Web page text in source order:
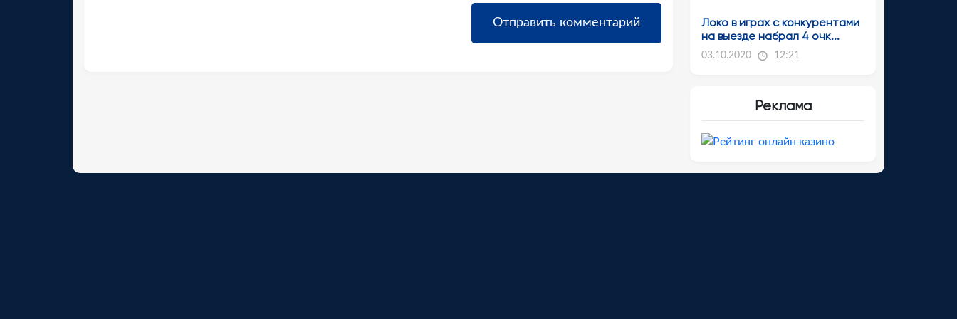
Локо в играх с конкурентами
на выезде набрал 4 очк...
03.10.2020 12:21
Реклама